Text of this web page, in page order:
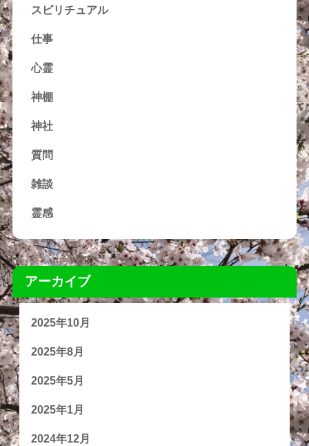
スピリチュアル
仕事
心霊
神棚
神社
質問
雑談
霊感
アーカイブ
2025年10月
2025年8月
2025年5月
2025年1月
2024年12月